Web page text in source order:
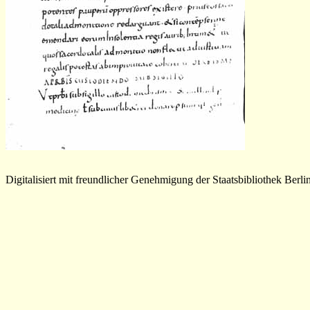
Digitalisiert mit freundlicher Genehmigung der Staatsbibliothek